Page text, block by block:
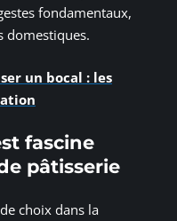
fondamentaux,
domestiques.
un bocal : les
fascine
pâtisserie
choix dans la